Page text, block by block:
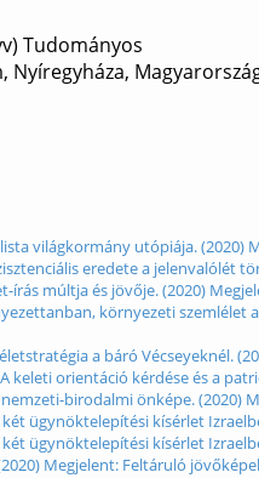
Tudományos
Nyíregyháza,
világkormány utópiája.
eredete a jelenvalólét
múltja és jövője. (2020)
környezeti
a báró Vécseyeknél.
keleti orientáció kérdése és a
birodalmi önképe. (2020)
ügynöktelepítési kísérlet
ügynöktelepítési kísérlet
Megjelent: Feltáruló